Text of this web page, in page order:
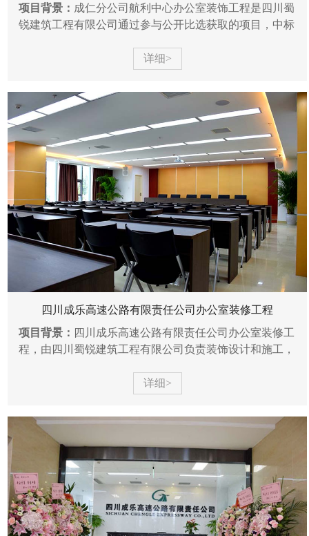
项目背景： 成仁分公司航利中心办公室装饰工程是四川蜀
锐建筑工程有限公司通过参与公开比选获取的项目，中标
详细>
四川成乐高速公路有限责任公司办公室装修工程
项目背景： 四川成乐高速公路有限责任公司办公室装修工
程，由四川蜀锐建筑工程有限公司负责装饰设计和施工，
详细>